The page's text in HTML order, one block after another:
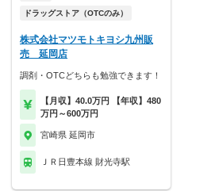
ドラッグストア（OTCのみ）
株式会社マツモトキヨシ九州販
売 延岡店
調剤・OTCどちらも勉強できます！
【月収】40.0万円 【年収】480
万円～600万円
宮崎県 延岡市
ＪＲ日豊本線 財光寺駅